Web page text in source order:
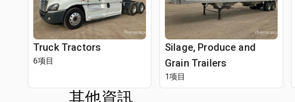
Truck Tractors
6项目
Silage, Produce and
Grain Trailers
1项目
其他資訊